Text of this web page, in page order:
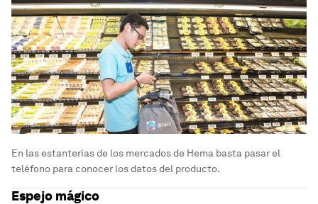
En las estanterías de los mercados de Hema basta pasar el
teléfono para conocer los datos del producto.
Espejo mágico